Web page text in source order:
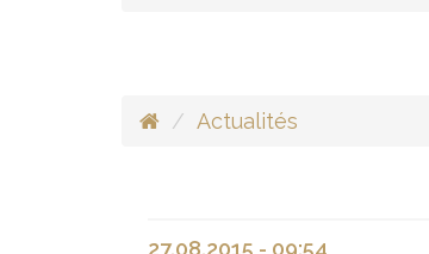
Actualités